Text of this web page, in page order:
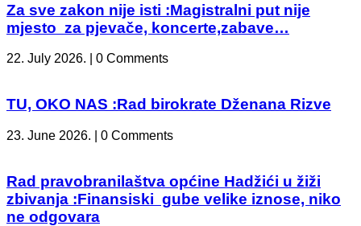
Za sve zakon nije isti :Magistralni put nije
mjesto za pjevače, koncerte,zabave…
22. July 2026. | 0 Comments
TU, OKO NAS :Rad birokrate Dženana Rizve
23. June 2026. | 0 Comments
Rad pravobranilaštva općine Hadžići u žiži
zbivanja :Finansiski gube velike iznose, niko
ne odgovara